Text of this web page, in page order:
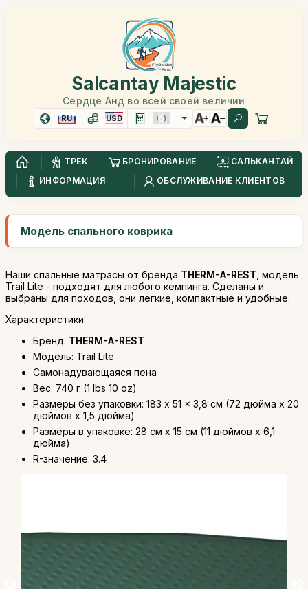
Salcantay Majestic
Сердце Анд во всей своей величии
RU USD
ТРЕК БРОНИРОВАНИЕ
САЛЬКАНТАЙ
ИНФОРМАЦИЯ
ОБСЛУЖИВАНИЕ КЛИЕНТОВ
Модель спального коврика
Наши спальные матрасы от бренда THERM-A-REST , модель
Trail Lite - подходят для любого кемпинга. Сделаны и
выбраны для походов, они легкие, компактные и удобные.
Характеристики:
Бренд: THERM-A-REST
Модель: Trail Lite
Самонадувающаяся пена
Вес: 740 г (1 lbs 10 oz)
Размеры без упаковки: 183 x 51 x 3,8 см (72 дюйма x 20
дюймов x 1,5 дюйма)
Размеры в упаковке: 28 см x 15 см (11 дюймов x 6,1
дюйма)
R-значение: 3.4